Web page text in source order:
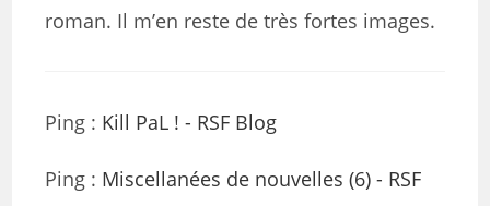
roman. Il m’en reste de très fortes images.
Ping : Kill PaL ! - RSF Blog
Ping : Miscellanées de nouvelles (6) - RSF